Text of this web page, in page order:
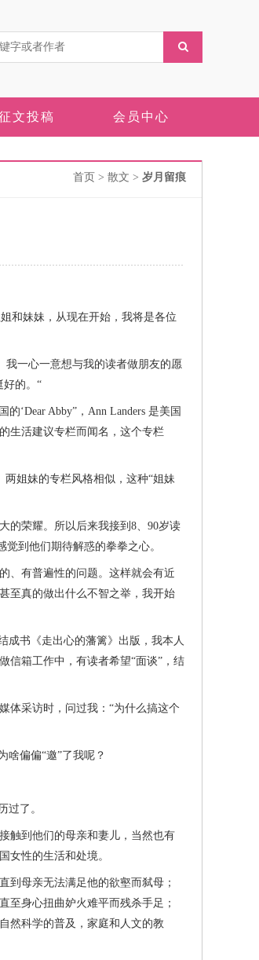
文投稿 会员中心
首页 > 散文 > 岁月留痕
和妹妹，从现在开始，我将是各位
一心一意想与我的读者做朋友的愿
的。“
‘Dear Abby”，Ann Landers 是美国
生活建议专栏而闻名，这个专栏
姐妹的专栏风格相似，这种“姐妹
荣耀。所以后来我接到8、90岁读
到他们期待解惑的拳拳之心。
、有普遍性的问题。这样就会有近
至真的做出什么不智之举，我开始
书《走出心的藩篱》出版，我本人
信箱工作中，有读者希望“面谈”，结
采访时，问过我：“为什么搞这个
偏偏“邀”了我呢？
了。
到他们的母亲和妻儿，当然也有
女性的生活和处境。
母亲无法满足他的欲壑而弑母；
至身心扭曲妒火难平而残杀手足；
然科学的普及，家庭和人文的教